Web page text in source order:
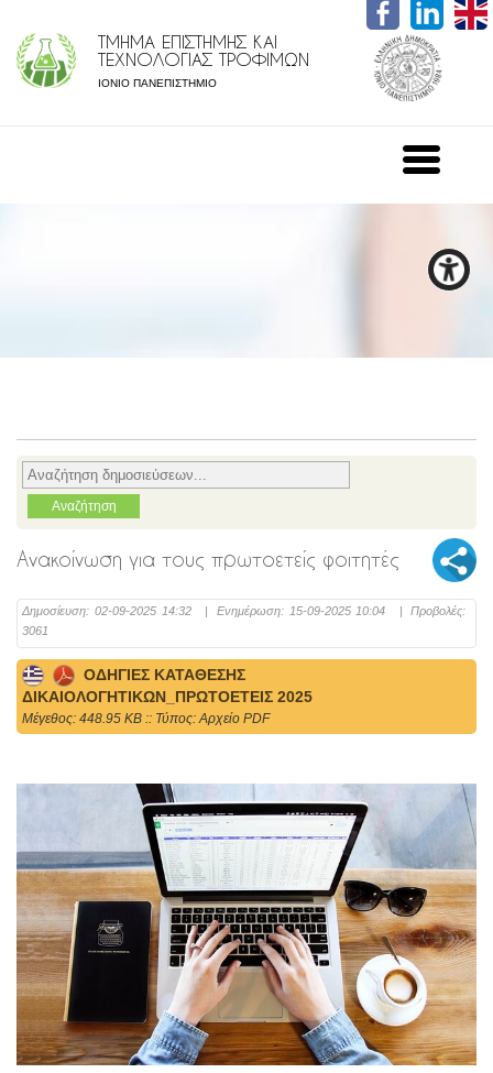
ΤΜΗΜΑ ΕΠΙΣΤΗΜΗΣ ΚΑΙ
ΤΕΧΝΟΛΟΓΙΑΣ ΤΡΟΦΙΜΩΝ
ΙΟΝΙΟ ΠΑΝΕΠΙΣΤΗΜΙΟ
Ανακοίνωση για τους πρωτοετείς φοιτητές
Δημοσίευση: 02-09-2025 14:32 | Ενημέρωση: 15-09-2025 10:04 |
Προβολές:
3061
ΟΔΗΓΙΕΣ ΚΑΤΑΘΕΣΗΣ
ΔΙΚΑΙΟΛΟΓΗΤΙΚΩΝ_ΠΡΩΤΟΕΤΕΙΣ 2025
Mέγεθος: 448.95 KB :: Τύπος: Αρχείο PDF